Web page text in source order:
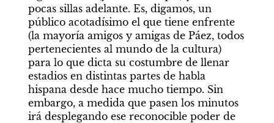
pocas sillas adelante. Es, digamos, un
público acotadísimo el que tiene enfrente
(la mayoría amigos y amigas de Páez, todos
pertenecientes al mundo de la cultura)
para lo que dicta su costumbre de llenar
estadios en distintas partes de habla
hispana desde hace mucho tiempo. Sin
embargo, a medida que pasen los minutos
irá desplegando ese reconocible poder de